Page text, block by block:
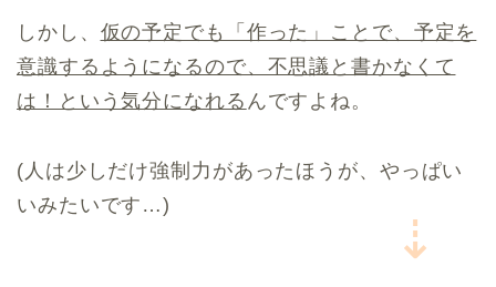
しかし、 仮の予定でも「作った」ことで、予定を
意識するようになるので、不思議と書かなくて
は！という気分になれる んですよね。
(人は少しだけ強制力があったほうが、やっぱい
いみたいです…)
⇣